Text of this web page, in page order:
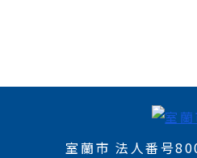
室蘭市 法人番号